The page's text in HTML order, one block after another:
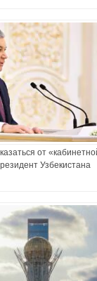
от
Узбекистана